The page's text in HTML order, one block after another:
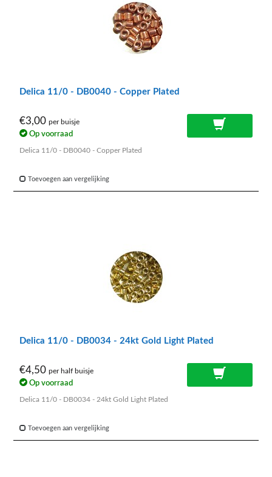
Delica 11/0 - DB0040 - Copper Plated
€3,00 per buisje
Op voorraad
Delica 11/0 - DB0040 - Copper Plated
Toevoegen aan vergelijking
Delica 11/0 - DB0034 - 24kt Gold Light Plated
€4,50 per half buisje
Op voorraad
Delica 11/0 - DB0034 - 24kt Gold Light Plated
Toevoegen aan vergelijking